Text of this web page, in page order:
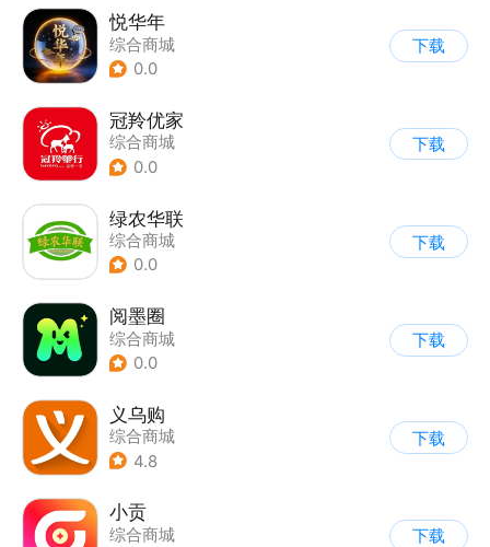
悦华年
综合商城
0.0
下载
冠羚优家
综合商城
0.0
下载
绿农华联
综合商城
0.0
下载
阅墨圈
综合商城
0.0
下载
义乌购
综合商城
4.8
下载
小贡
综合商城
下载